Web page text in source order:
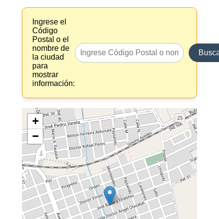
Ingrese el
Código
Postal o el
nombre de
la ciudad
para
mostrar
información:
+
−